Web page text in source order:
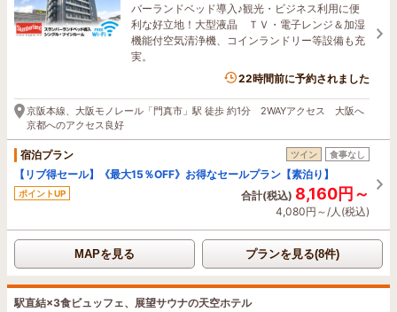
バーランドベッド導入♪観光・ビジネス利用に便
利な好立地！大型液晶 ＴＶ・電子レンジ＆加湿
機能付空気清浄機、コインランドリー等設備も充
実。
22時間前に予約されました
京阪本線、大阪モノレール「門真市」駅 徒歩 約1分 2WAYアクセス 大阪へ
京都へのアクセス良好
宿泊プラン ツイン 食事なし
【リブ得セール】《最大15％OFF》お得なセールプラン【素泊り】
ポイントUP 合計(税込) 8,160円～
4,080円～/人(税込)
MAPを見る プランを見る(8件)
駅直結×3食ビュッフェ、展望サウナの天空ホテル